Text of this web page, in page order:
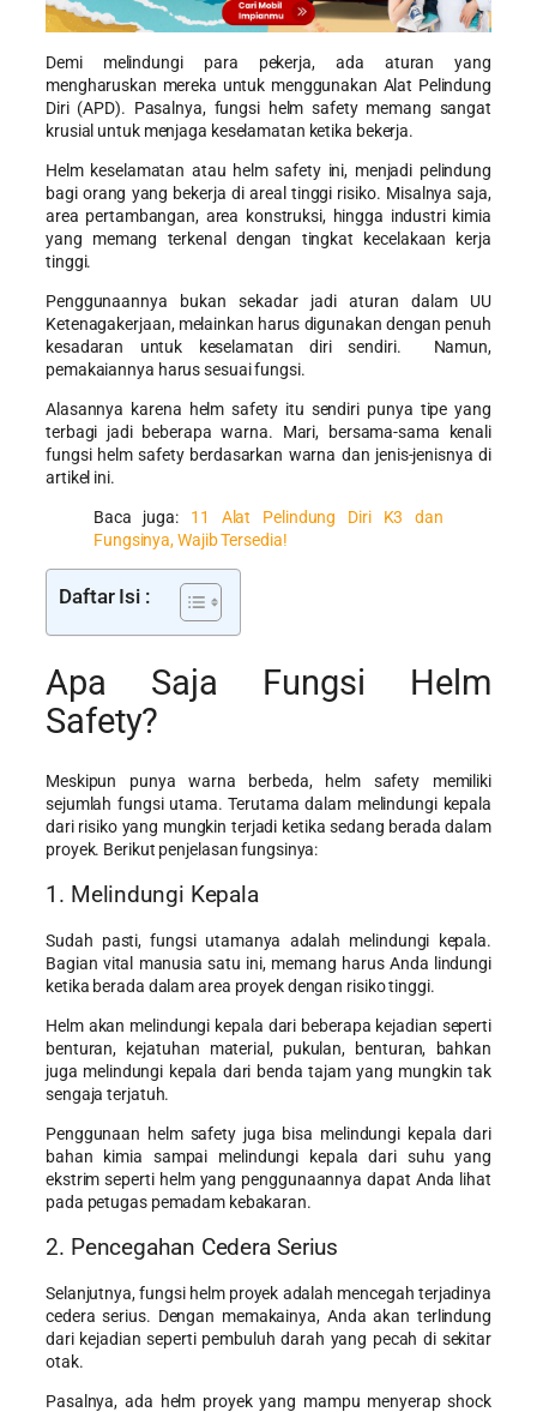
Demi melindungi para pekerja, ada aturan yang
mengharuskan mereka untuk menggunakan Alat Pelindung
Diri (APD). Pasalnya, fungsi helm safety memang sangat
krusial untuk menjaga keselamatan ketika bekerja.
Helm keselamatan atau helm safety ini, menjadi pelindung
bagi orang yang bekerja di areal tinggi risiko. Misalnya saja,
area pertambangan, area konstruksi, hingga industri kimia
yang memang terkenal dengan tingkat kecelakaan kerja
tinggi.
Penggunaannya bukan sekadar jadi aturan dalam UU
Ketenagakerjaan, melainkan harus digunakan dengan penuh
kesadaran untuk keselamatan diri sendiri. Namun,
pemakaiannya harus sesuai fungsi.
Alasannya karena helm safety itu sendiri punya tipe yang
terbagi jadi beberapa warna. Mari, bersama-sama kenali
fungsi helm safety berdasarkan warna dan jenis-jenisnya di
artikel ini.
Baca juga: 11 Alat Pelindung Diri K3 dan
Fungsinya, Wajib Tersedia!
Daftar Isi :
Apa Saja Fungsi Helm
Safety?
Meskipun punya warna berbeda, helm safety memiliki
sejumlah fungsi utama. Terutama dalam melindungi kepala
dari risiko yang mungkin terjadi ketika sedang berada dalam
proyek. Berikut penjelasan fungsinya:
1. Melindungi Kepala
Sudah pasti, fungsi utamanya adalah melindungi kepala.
Bagian vital manusia satu ini, memang harus Anda lindungi
ketika berada dalam area proyek dengan risiko tinggi.
Helm akan melindungi kepala dari beberapa kejadian seperti
benturan, kejatuhan material, pukulan, benturan, bahkan
juga melindungi kepala dari benda tajam yang mungkin tak
sengaja terjatuh.
Penggunaan helm safety juga bisa melindungi kepala dari
bahan kimia sampai melindungi kepala dari suhu yang
ekstrim seperti helm yang penggunaannya dapat Anda lihat
pada petugas pemadam kebakaran.
2. Pencegahan Cedera Serius
Selanjutnya, fungsi helm proyek adalah mencegah terjadinya
cedera serius. Dengan memakainya, Anda akan terlindung
dari kejadian seperti pembuluh darah yang pecah di sekitar
otak.
Pasalnya, ada helm proyek yang mampu menyerap shock